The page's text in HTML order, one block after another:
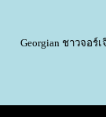
Georgian ชาวจอ